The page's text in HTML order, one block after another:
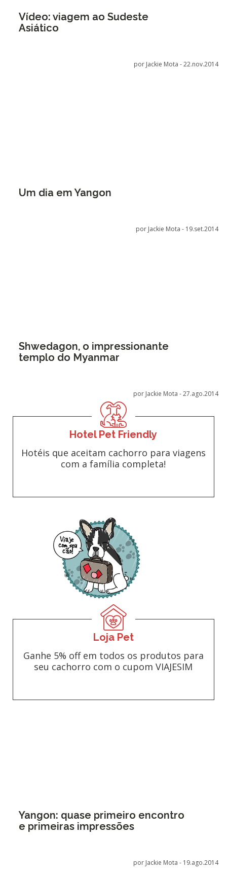
Vídeo: viagem ao Sudeste
Asiático
por Jackie Mota -22.nov.2014
Um dia em Yangon
por Jackie Mota - 19.set.2014
Shwedagon, o impressionante
templo do Myanmar
por Jackie Mota -27.ago.2014
Hotel Pet Friendly
Hotéis que aceitam cachorro para viagens
com a família completa!
Loja Pet
Ganhe 5% off em todos os produtos para
seu cachorro com o cupom VIAJESIM
Yangon: quase primeiro encontro
e primeiras impressões
por Jackie Mota - 19.ago.2014